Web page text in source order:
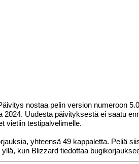
nostaa pelin version numeroon
Uudesta päivityksestä ei saatu
vietiin testipalvelimelle.
yhteensä 49 kappaletta. Peliä
kun Blizzard tiedottaa